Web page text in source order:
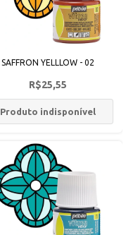
SAFFRON YELLLOW - 02
R$25,55
Produto indisponível